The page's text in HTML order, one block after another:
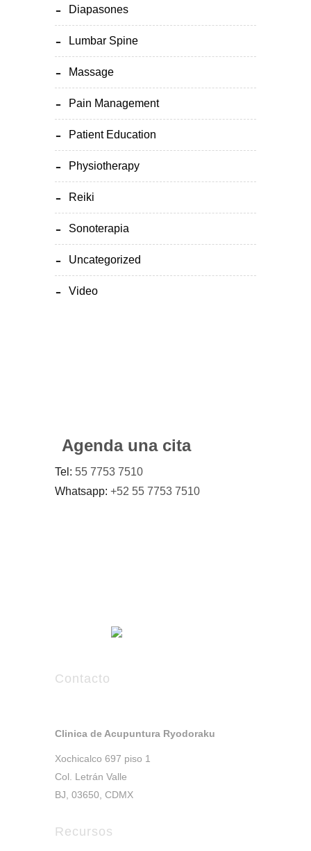
Diapasones
Lumbar Spine
Massage
Pain Management
Patient Education
Physiotherapy
Reiki
Sonoterapia
Uncategorized
Video
Agenda una cita
Tel: 55 7753 7510
Whatsapp: +52 55 7753 7510
Contacto
Clinica de Acupuntura Ryodoraku
Xochicalco 697 piso 1
Col. Letrán Valle
BJ, 03650, CDMX
Recursos